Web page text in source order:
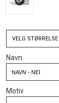
VELG STØRRELSE
Navn
Motiv